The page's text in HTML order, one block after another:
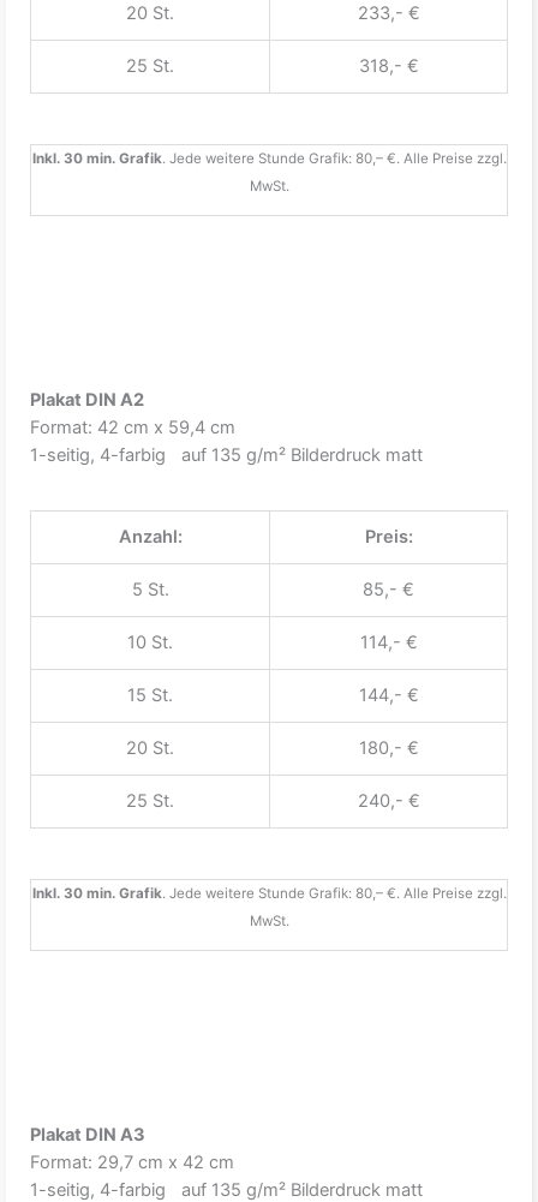
20 St. 233,- €
25 St. 318,- €
Inkl. 30 min. Grafik. Jede weitere Stunde Grafik: 80,– €. Alle Preise zzgl.
MwSt.
Plakat DIN A2
Format: 42 cm x 59,4 cm
1-seitig, 4-farbig auf 135 g/m² Bilderdruck matt
Anzahl: Preis:
5 St. 85,- €
10 St. 114,- €
15 St. 144,- €
20 St. 180,- €
25 St. 240,- €
Inkl. 30 min. Grafik. Jede weitere Stunde Grafik: 80,– €. Alle Preise zzgl.
MwSt.
Plakat DIN A3
Format: 29,7 cm x 42 cm
1-seitig, 4-farbig auf 135 g/m² Bilderdruck matt